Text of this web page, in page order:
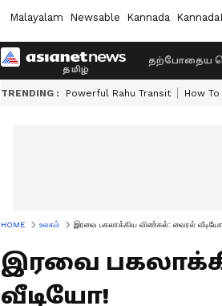
Malayalam Newsable Kannada
தற்போதைய
TRENDING : Powerful Rahu Transit How
HOME உலகம் இரவை பகலாக்கிய விண்கல்: வைரல்
இரவை
வீடியோ!